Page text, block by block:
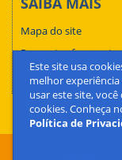
Este site usa
melhor
usar este site,
cookies. Conheça
Política de
Mapa do site
Perguntas frequentes
Fale conosco